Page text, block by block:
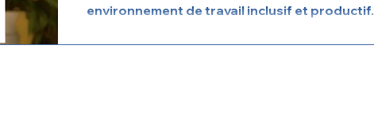
environnement de travail inclusif et productif.